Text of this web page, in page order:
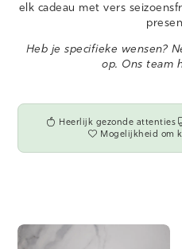
elk cadeau met vers
Heb je specifieke wensen?
op. Ons team
Heerlijk gezonde attenties
Mogelijkheid om